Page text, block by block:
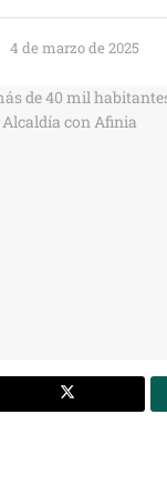
4 de marzo de 2025